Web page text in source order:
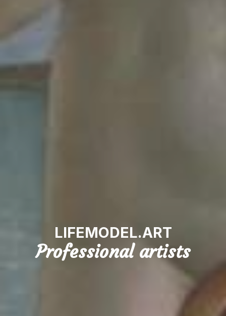
LIFEMODEL.ART
Professional artists